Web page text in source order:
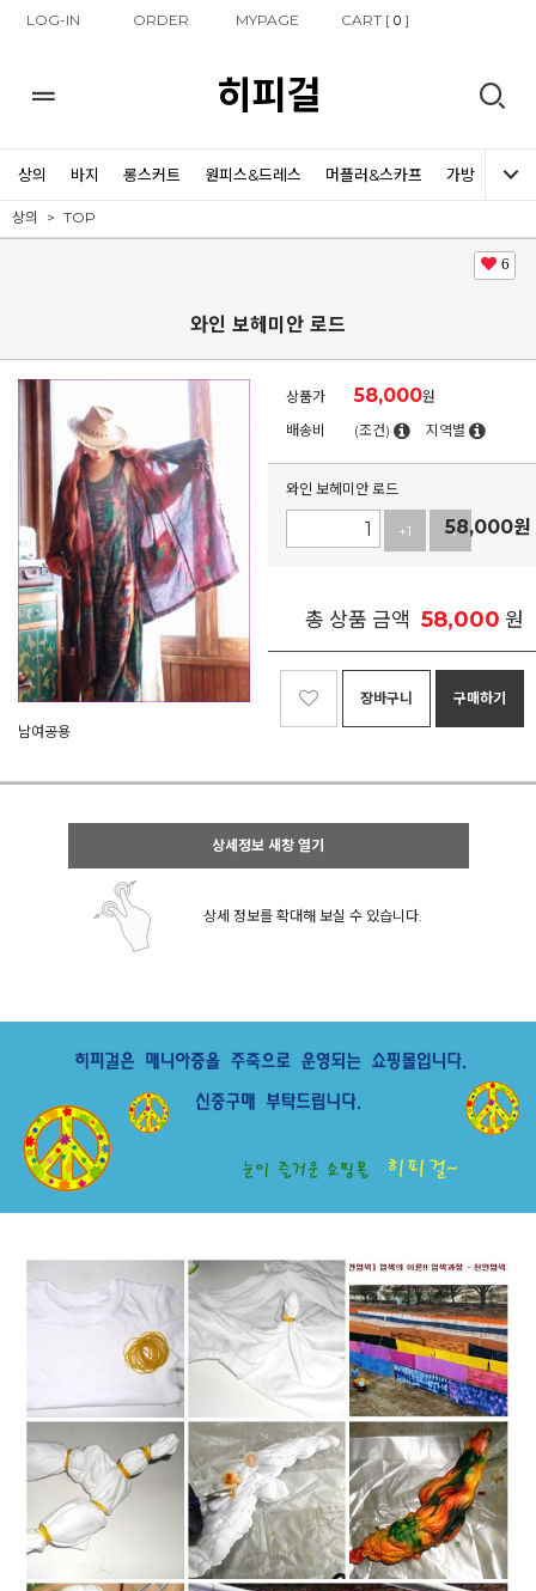
LOG-IN ORDER MYPAGE CART [0 ]
히피걸
상의 바지 롱스커트 원피스&드레스 머플러&스카프 가방 신발
상의 TOP
6
와인 보헤미안 로드
남여공용
상품가 58,000원
배송비
(조건) 지역별
와인 보헤미안 로드
+1 -1
58,000원
총 상품 금액 58,000 원
장바구니 구매하기
상세정보 새창 열기
상세 정보를 확대해 보실 수 있습니다.